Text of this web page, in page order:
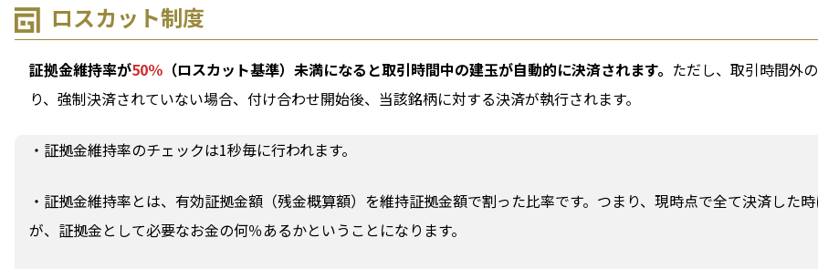
ロスカット制度
証拠金維持率が50％ （ロスカット基準）未満になると取引時間中の建玉が自動的に決済されます。 ただし、取引時間外
り、強制決済されていない場合、付け合わせ開始後、当該銘柄に対する決済が執行されます。
・証拠金維持率のチェックは1秒毎に行われます。
・証拠金維持率とは、有効証拠金額（残金概算額）を維持証拠金額で割った比率です。つまり、現時点で全て決済した
が、証拠金として必要なお金の何％あるかということになります。